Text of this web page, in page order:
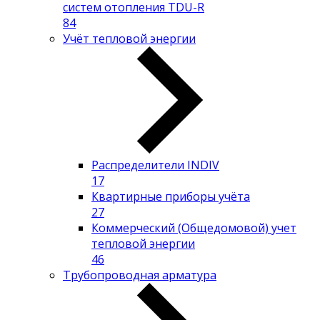
систем отопления TDU-R
84
Учёт тепловой энергии
Распределители INDIV
17
Квартирные приборы учёта
27
Коммерческий (Общедомовой) учет
тепловой энергии
46
Трубопроводная арматура